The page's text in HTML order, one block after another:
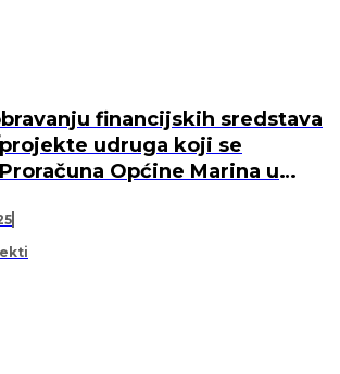
financijskih sredstava
udruga koji se
Općine Marina u